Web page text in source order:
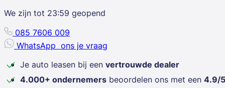
We zijn tot 23:59 geopend
085 7606 009
WhatsApp ons je vraag
Je auto leasen bij een vertrouwde dealer
4.000+ ondernemers beoordelen ons met een 4.9/5